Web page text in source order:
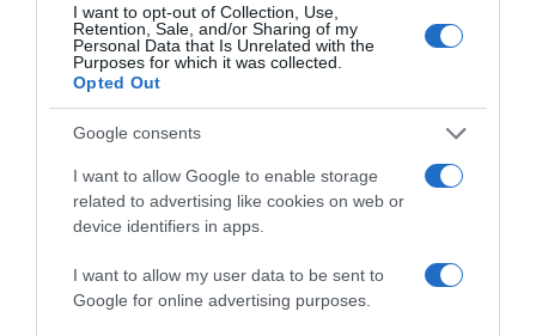
I want to opt-out of Collection, Use,
Retention, Sale, and/or Sharing of my
Personal Data that Is Unrelated with the
Purposes for which it was collected.
Opted Out
Google consents
I want to allow Google to enable storage
related to advertising like cookies on web or
device identifiers in apps.
I want to allow my user data to be sent to
Google for online advertising purposes.
ΔΕΙΤΕ ΤΗΝ ΚΙΝΗΣΗ ΣΤΟΥΣ ΔΡΌΜΟΥΣ